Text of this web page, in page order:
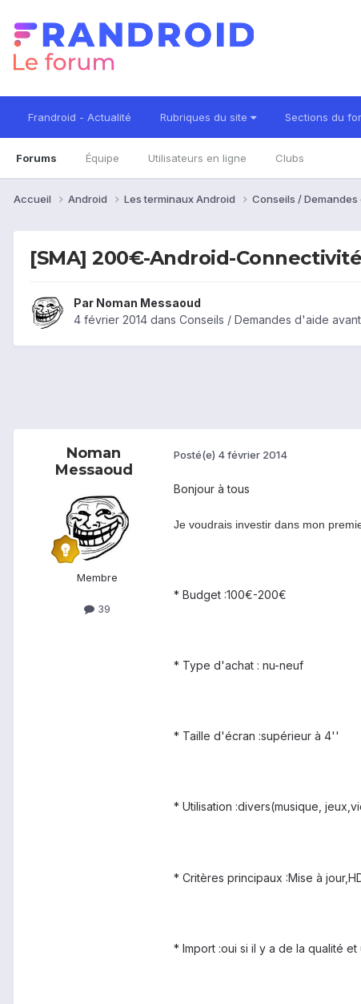
Frandroid - Actualité Rubriques du site Sections du
Forums Équipe Utilisateurs en ligne Clubs
Accueil Android Les terminaux Android Conseils /
[SMA] 200€-Android-
Par Noman Messaoud
4 février 2014 dans Conseils / Demandes d'aide
Noman
Messaoud
Membre
39
Posté(e) 4 février 2014
Bonjour à tous
Je voudrais investir dans mon
* Budget :100€-200€
* Type d'achat : nu-neuf
* Taille d'écran :supérieur à 4''
* Utilisation :divers(musique,
* Critères principaux :Mise à
* Import :oui si il y a de la qualité et